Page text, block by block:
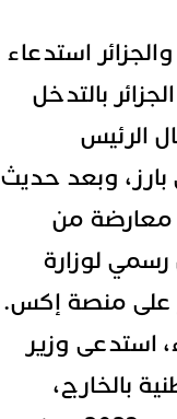
استدعاء
بالتدخل
الرئيس
وبعد حديث
من
لوزارة
على منصة إكس.
استدعى وزير
بالخارج،